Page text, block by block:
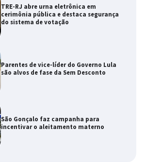
TRE-RJ abre urna eletrônica em
cerimônia pública e destaca segurança
do sistema de votação
Parentes de vice-líder do Governo Lula
são alvos de fase da Sem Desconto
São Gonçalo faz campanha para
incentivar o aleitamento materno